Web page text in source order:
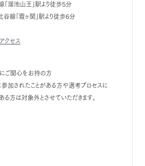
「溜池山王」駅より徒歩5分
谷線「霞ヶ関」駅より徒歩6分
クセス
にご関心をお持の方
加されたことがある方や選考プロセスに
る方は対象外とさせていただきます。